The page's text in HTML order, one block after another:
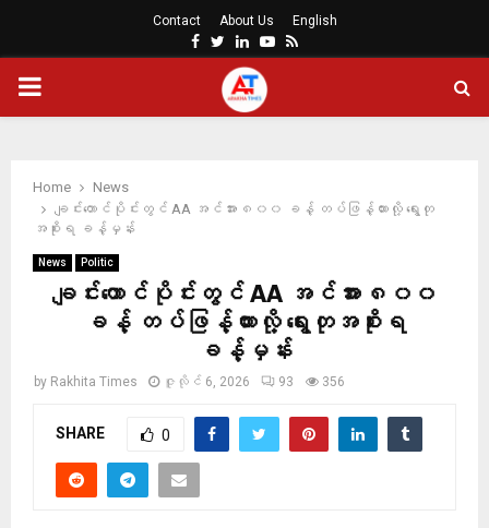
Contact About Us English
Facebook
Twitter
LinkedinYoutube
Rss
PRIMARY
Home
News
ချင်းတောင်ပိုင်းတွင် AA အင်အား ၈၀၀ ခန့် တပ်ဖြန့်ထားလို့ ရွေးတု
အစိုးရ ခန့်မှန်း
News Politic
ချင်းတောင်ပိုင်းတွင် AA အင်အား ၈၀၀
ခန့် တပ်ဖြန့်ထားလို့ ရွေးတုအစိုးရ
ခန့်မှန်း
by Rakhita Times ဇူလိုင် 6, 2026 93 356
SHARE 0